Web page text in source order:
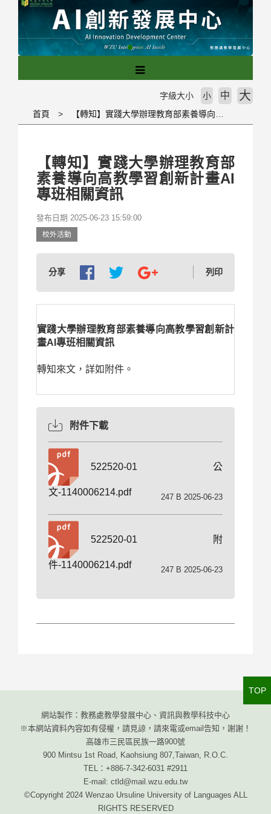
首頁
字級大小 小 中 大
【轉知】實踐大學辦理教育部
素養導向高教學習創新計畫AI
專班相關資訊
發布日期 2025-06-23 15:59:00
校外活動
分享 列印
實踐大學辦理教育部素養導向高教學習創新計
畫AI專班相關資訊
轉知來文，詳如附件。
附件下載
522520-01公
文-1140006214.pdf 247 B 2025-06-23
522520-01附
件-1140006214.pdf 247 B 2025-06-23
網站製作：教務處教學發展中心、資訊與教學科技中心
※本網站資料內容如有侵權，請見諒，請來電或email告知，謝謝！
高雄市三民區民族一路900號
900 Mintsu 1st Road, Kaohsiung 807,Taiwan, R.O.C.
TEL：+886-7-342-6031 #2911
E-mail: ctld@mail.wzu.edu.tw
©Copyright 2024 Wenzao Ursuline University of Languages ALL
RIGHTS RESERVED
TOP